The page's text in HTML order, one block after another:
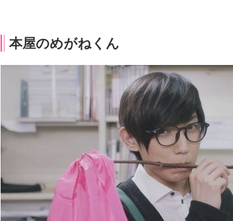
本屋のめがねくん